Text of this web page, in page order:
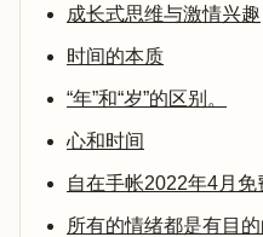
成长式思维与激情兴趣
时间的本质
“年”和“岁”的区别。
心和时间
自在手帐2022年4月
所有的情绪都是有目